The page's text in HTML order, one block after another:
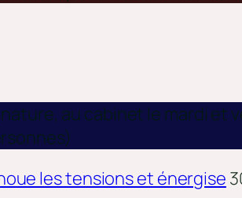
au cabinet le mardi et
les tensions et énergise